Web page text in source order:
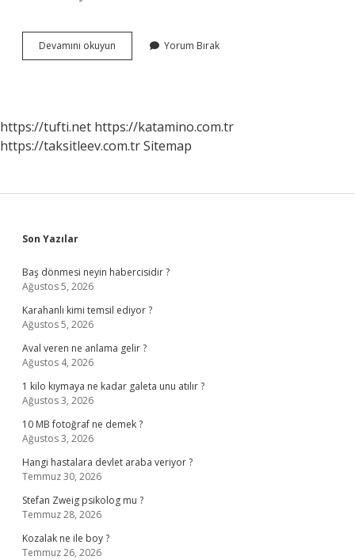
Devamını okuyun
Dönem
Ne
Zaman
Yorum Bırak
https://tufti.net https://katamino.com.tr
https://taksitleev.com.trSitemap
Sidebar
Son Yazılar
Baş dönmesi neyin habercisidir ?
Ağustos 5, 2026
Karahanlı kimi temsil ediyor ?
Ağustos 5, 2026
Aval veren ne anlama gelir ?
Ağustos 4, 2026
1 kilo kıymaya ne kadar galeta unu atılır ?
Ağustos 3, 2026
10 MB fotoğraf ne demek ?
Ağustos 3, 2026
Hangi hastalara devlet araba veriyor ?
Temmuz 30, 2026
Stefan Zweig psikolog mu ?
Temmuz 28, 2026
Kozalak ne ile boy ?
Temmuz 26, 2026